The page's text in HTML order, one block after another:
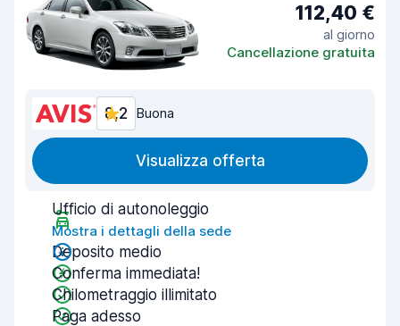
112,40 €
al giorno
Cancellazione gratuita
8,2 Buona
Visualizza offerta
Ufficio di autonoleggio
Mostra i dettagli della sede
Deposito medio
Conferma immediata!
Chilometraggio illimitato
Paga adesso